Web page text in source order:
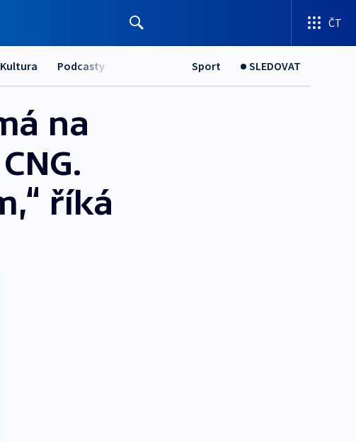
ČT
Kultura Podcasty Sport SLEDOVAT
na
říká